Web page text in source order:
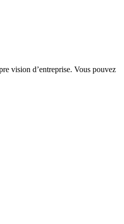
vision d’entreprise. Vous pouvez